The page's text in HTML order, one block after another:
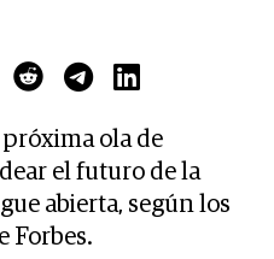
ola de
el futuro de la
abierta, según los
Forbes.